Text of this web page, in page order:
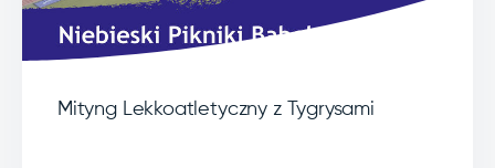
Mityng Lekkoatletyczny z Tygrysami